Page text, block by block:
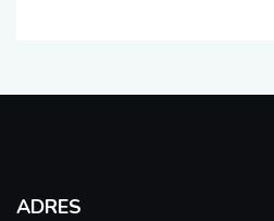
ADRES